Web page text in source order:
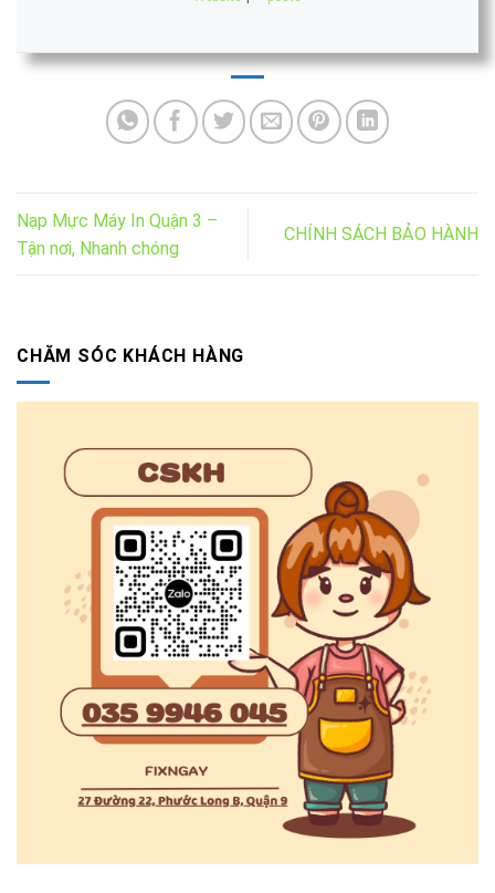
Nạp Mực Máy In Quận 3 –
Tận nơi, Nhanh chóng
CHÍNH SÁCH BẢO HÀNH
CHĂM SÓC KHÁCH HÀNG